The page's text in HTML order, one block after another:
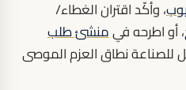
، وأكّد اقتران الغطاء/
، أو اطرحه فيمنشئ طلب
للصناعة نطاق العزم الموصى